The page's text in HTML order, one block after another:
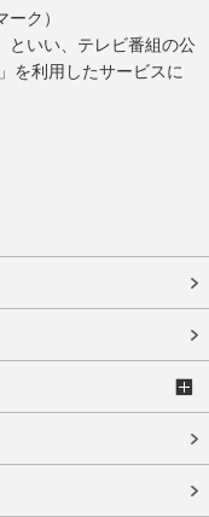
ク）
といい、テレビ番組の公
を利用したサービスに